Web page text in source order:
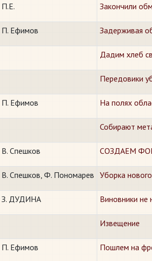
П.Е. Закончили
П. Ефимов Задерживая
Дадим хлеб
Передовики
П. Ефимов На полях
Собирают
В. Спешков СОЗДАЕМ
В. Спешков, Ф. Пономарев Уборка
З. ДУДИНА Виновники не
Извещение
П. Ефимов Пошлем на